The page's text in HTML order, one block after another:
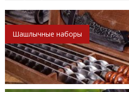
Шашлычные наборы